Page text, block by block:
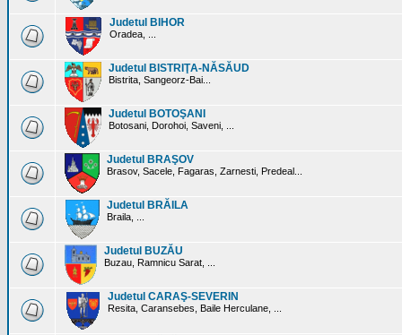
Judetul BIHOR
Oradea, ...
Judetul BISTRIŢA-NĂSĂUD
Bistrita, Sangeorz-Bai...
Judetul BOTOŞANI
Botosani, Dorohoi, Saveni, ...
Judetul BRAŞOV
Brasov, Sacele, Fagaras, Zarnesti, Predeal...
Judetul BRĂILA
Braila, ...
Judetul BUZĂU
Buzau, Ramnicu Sarat, ...
Judetul CARAŞ-SEVERIN
Resita, Caransebes, Baile Herculane, ...